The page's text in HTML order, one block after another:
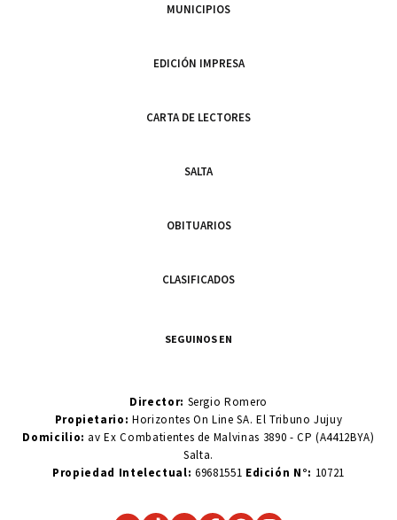
MUNICIPIOS
EDICIÓN IMPRESA
CARTA DE LECTORES
SALTA
OBITUARIOS
CLASIFICADOS
SEGUINOS EN
Director: Sergio Romero
Propietario:Horizontes On Line SA. El Tribuno Jujuy
Domicilio: av Ex Combatientes de Malvinas 3890 - CP (A4412BYA)
Salta.
Propiedad Intelectual: 69681551 Edición N°: 10721